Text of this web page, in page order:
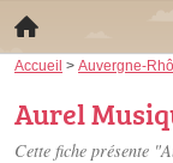
Accueil > Auvergne-
Aurel
Cette fiche présente